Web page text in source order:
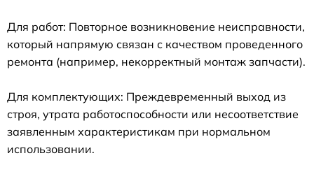
Для работ: Повторное возникновение неисправности,
который напрямую связан с качеством проведенного
ремонта (например, некорректный монтаж запчасти).
Для комплектующих: Преждевременный выход из
строя, утрата работоспособности или несоответствие
заявленным характеристикам при нормальном
использовании.